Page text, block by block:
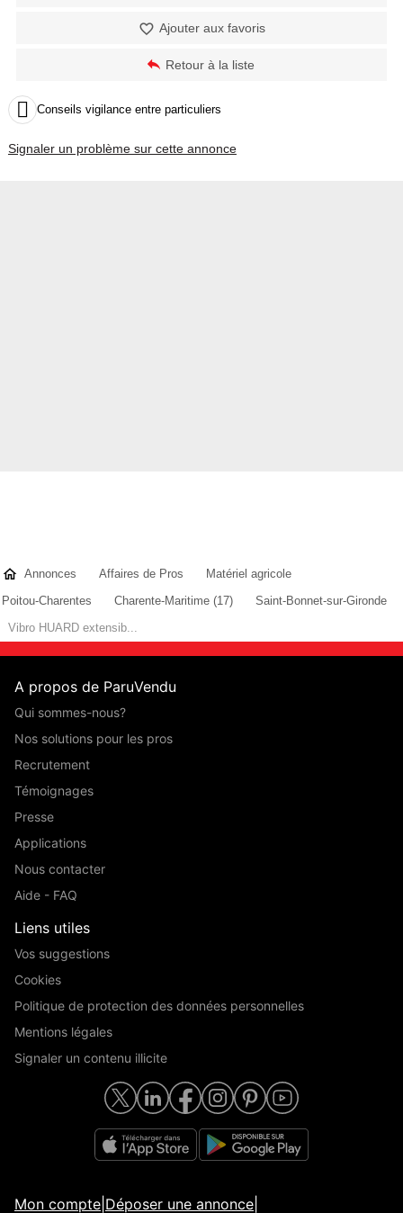
Ajouter aux favoris
Retour à la liste
 Conseils vigilance entre particuliers
Signaler un problème sur cette annonce
Annonces Affaires de Pros
Matériel agricole
Poitou-Charentes
Charente-Maritime (17)
Saint-Bonnet-sur-Gironde
Vibro HUARD extensib...
A propos de ParuVendu
Qui sommes-nous?
Nos solutions pour les pros
Recrutement
Témoignages
Presse
Applications
Nous contacter
Aide - FAQ
Liens utiles
Vos suggestions
Cookies
Politique de protection des données personnelles
Mentions légales
Signaler un contenu illicite
Mon compte Déposer une annonce